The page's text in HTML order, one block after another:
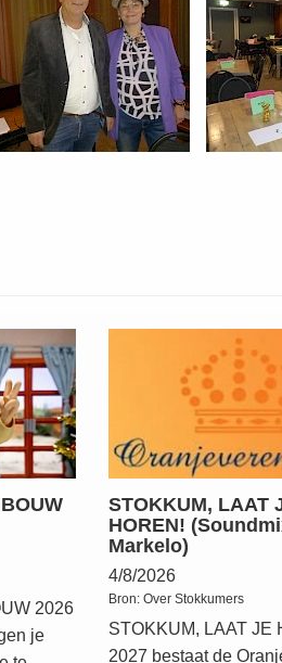
2026
je
STOKKUM, LAAT
HOREN!
Markelo)
4/8/2026
Bron: Over Stokkumers
STOKKUM, LAAT JE
2027 bestaat de